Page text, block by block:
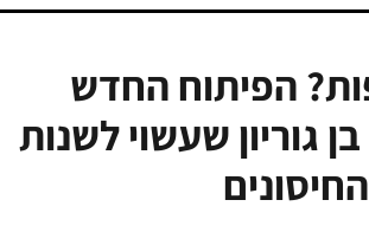
הפיתוח החדש
גוריון שעשוי לשנות